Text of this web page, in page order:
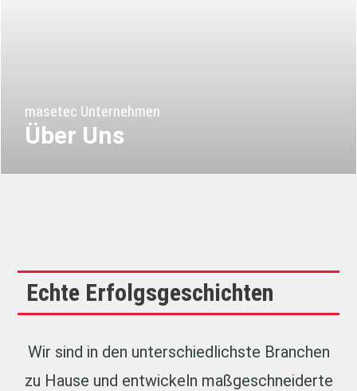
masetec Unternehmen
Über Uns
Echte Erfolgsgeschichten
Wir sind in den unterschiedlichste Branchen
zu Hause und entwickeln maßgeschneiderte